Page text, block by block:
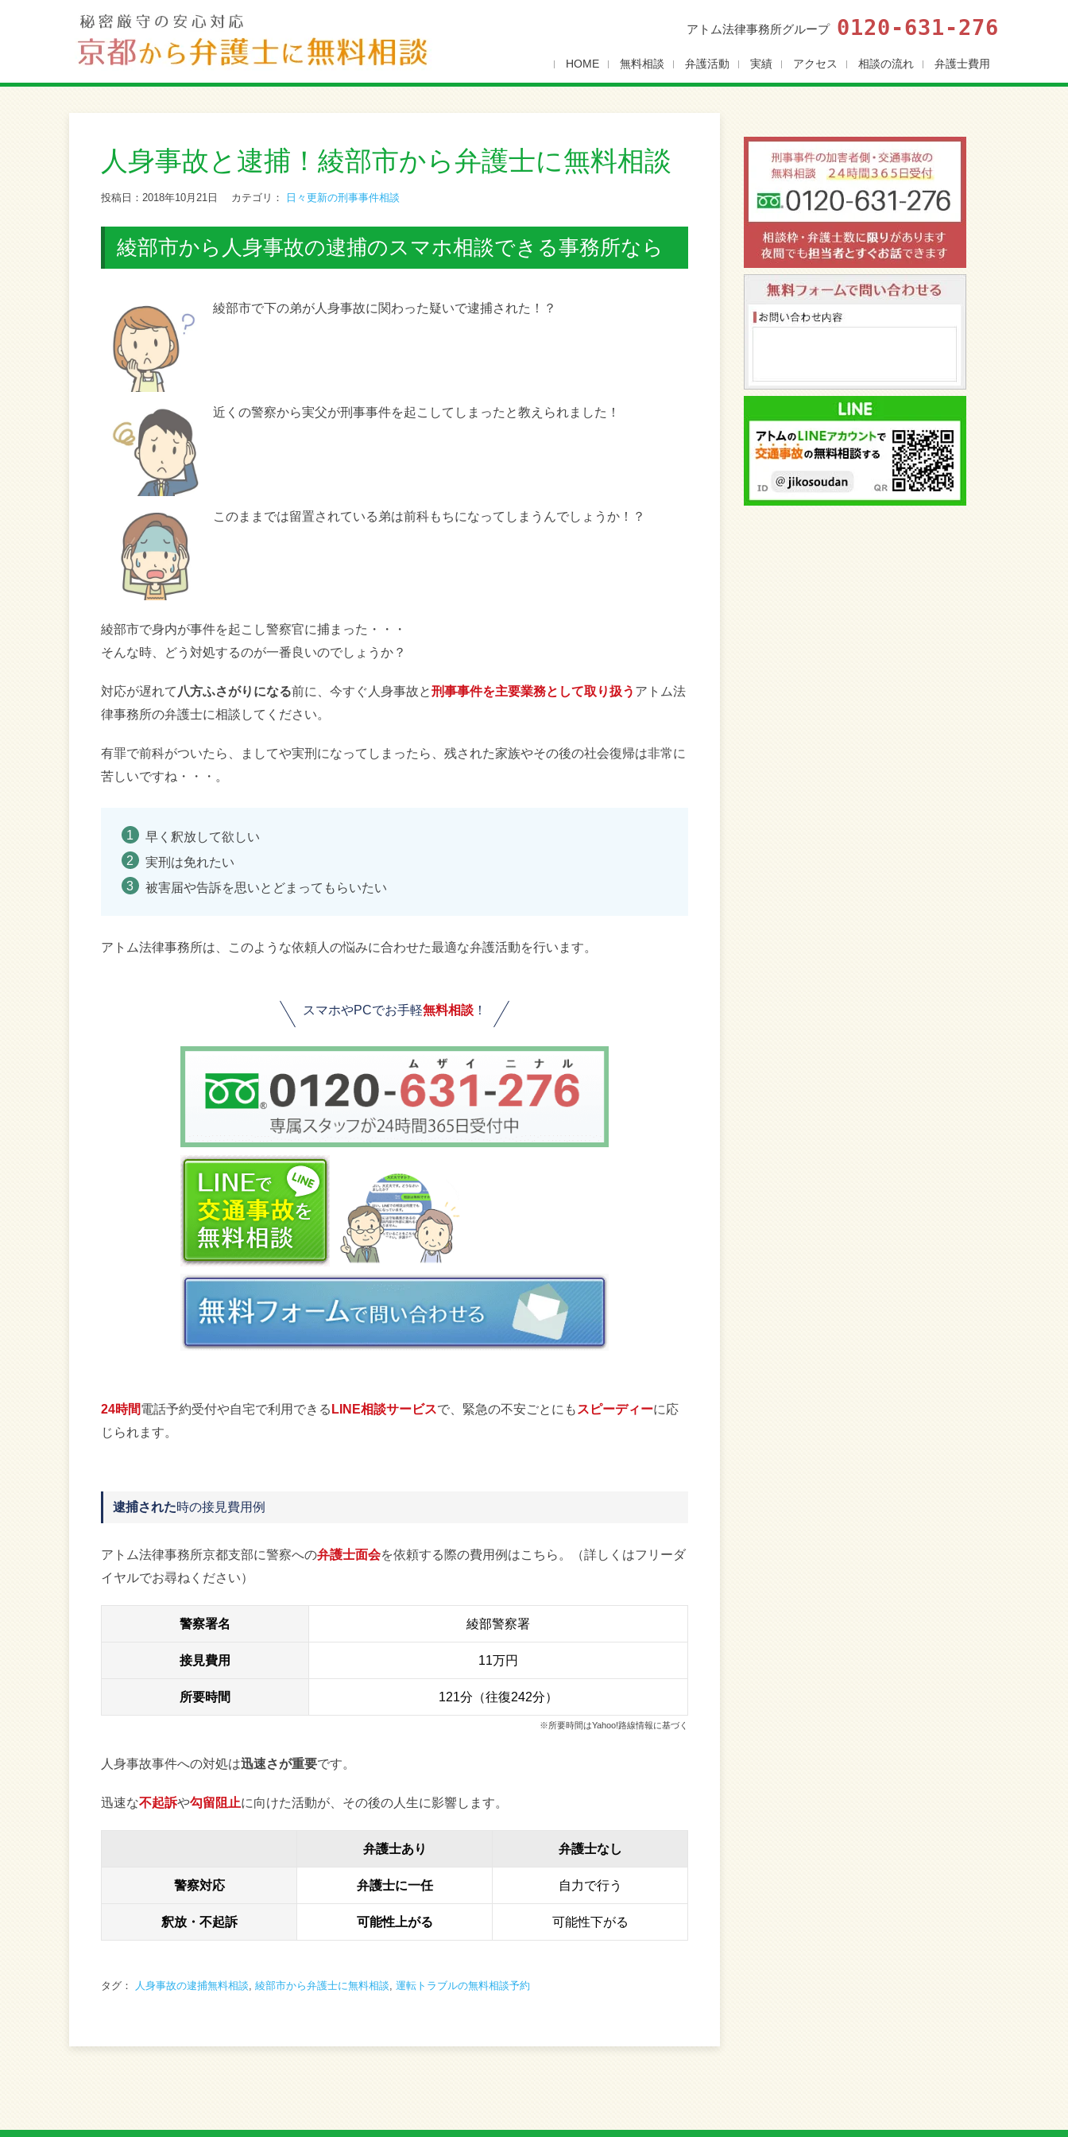
アトム法律事務所グループ 0120-631-276
HOME 無料相談 弁護活動 実績 アクセス 相談の流れ 弁護士費用
人身事故と逮捕！綾部市から弁護士に無料相談
投稿日：2018年10月21日 カテゴリ： 日々更新の刑事事件相談
綾部市から人身事故の逮捕のスマホ相談できる事務所なら
綾部市で下の弟が人身事故に関わった疑いで逮捕された！？
近くの警察から実父が刑事事件を起こしてしまったと教えられました！
このままでは留置されている弟は前科もちになってしまうんでしょうか！？
綾部市で身内が事件を起こし警察官に捕まった・・・
そんな時、どう対処するのが一番良いのでしょうか？
対応が遅れて 八方ふさがりになる前に、今すぐ人身事故と刑事事件を主要業務として取り扱う アトム法
律事務所の弁護士に相談してください。
有罪で前科がついたら、ましてや実刑になってしまったら、残された家族やその後の社会復帰は非常に
苦しいですね・・・。
早く釈放して欲しい
実刑は免れたい
被害届や告訴を思いとどまってもらいたい
アトム法律事務所は、このような依頼人の悩みに合わせた最適な弁護活動を行います。
スマホやPCでお手軽無料相談 ！
24時間電話予約受付や自宅で利用できるLINE相談サービスで、緊急の不安ごとにも スピーディーに応
じられます。
逮捕された時の接見費用例
アトム法律事務所京都支部に警察への弁護士面会を依頼する際の費用例はこちら。（詳しくはフリーダ
イヤルでお尋ねください）
警察署名 綾部警察署
接見費用 11万円
所要時間 121分（往復242分）
※所要時間はYahoo!路線情報に基づく
人身事故事件への対処は迅速さが重要です。
迅速な不起訴や勾留阻止に向けた活動が、その後の人生に影響します。
弁護士あり 弁護士なし
警察対応 弁護士に一任 自力で行う
釈放・不起訴 可能性上がる 可能性下がる
タグ： 人身事故の逮捕無料相談 綾部市から弁護士に無料相談 運転トラブルの無料相談予約